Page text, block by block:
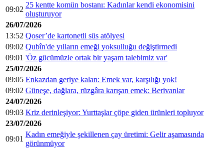
09:02
25 kentte komün bostanı: Kadınlar kendi ekonomisini
oluşturuyor
26/07/2026
13:52 Qoser’de kartonetli süs atölyesi
09:02 Qubîn'de yılların emeği yoksulluğu değiştirmedi
09:01 'Öz gücümüzle ortak bir yaşam talebimiz var'
25/07/2026
09:05 Enkazdan geriye kalan: Emek var, karşılığı yok!
09:02 Güneşe, dağlara, rüzgâra karışan emek: Berivanlar
24/07/2026
09:03 Kriz derinleşiyor: Yurttaşlar çöpe giden ürünleri topluyor
23/07/2026
09:01
Kadın emeğiyle şekillenen çay üretimi: Gelir aşamasında
görünmüyor